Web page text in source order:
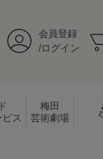
会員登録
/ログイン
ス
梅田
芸術劇場